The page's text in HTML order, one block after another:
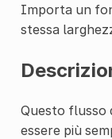
Importa un
stessa
Questo flusso
essere più